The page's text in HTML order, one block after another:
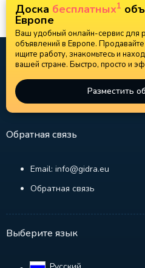
Доска бесплатных1
Европе
Ваш удобный онлайн-сервис для
объявлений в Европе.
ищите работу, знакомьтесь и
вашей стране. Быстро, просто и
Разместить
Обратная связь
Email: info@gidra.eu
Обратная связь
Выберите язык